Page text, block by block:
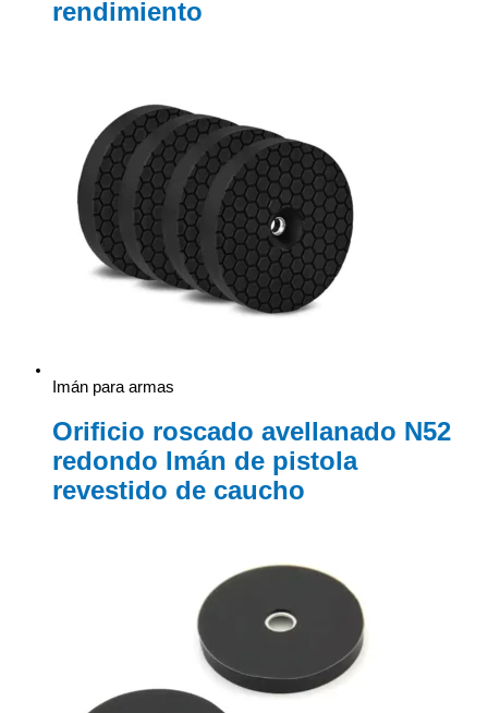
rendimiento
Imán para armas
Orificio roscado avellanado N52
redondo Imán de pistola
revestido de caucho